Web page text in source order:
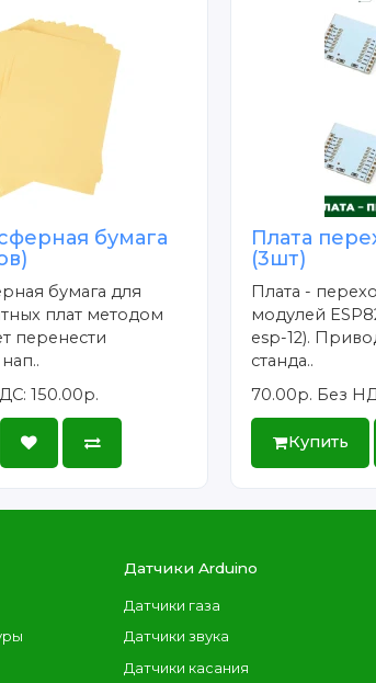
бумага
бумага для
плат методом
перенести
150.00р.
Плата
(3шт)
Плата -
модулей
esp-12).
станда..
70.00р. Без
Купить
Датчики Arduino
Датчики газа
Датчики звука
Датчики касания